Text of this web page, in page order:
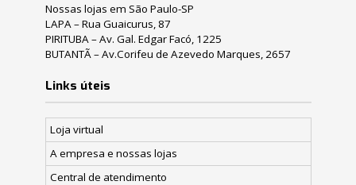
Nossas lojas em São Paulo-SP
LAPA – Rua Guaicurus, 87
PIRITUBA – Av. Gal. Edgar Facó, 1225
BUTANTÃ – Av.Corifeu de Azevedo Marques, 2657
Links úteis
Loja virtual
A empresa e nossas lojas
Central de atendimento